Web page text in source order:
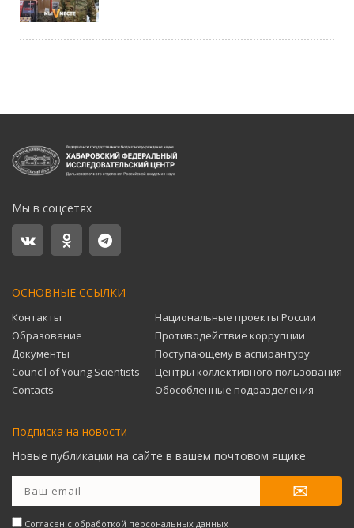
Мы в соцсетях
ОСНОВНЫЕ ССЫЛКИ
Контакты
Образование
Документы
Council of Young Scientists
Contacts
Национальные проекты России
Противодействие коррупции
Поступающему в аспирантуру
Центры коллективного пользования
Обособленные подразделения
Подписка на новости
Новые публикации на сайте в вашем почтовом ящике
Согласен с обработкой персональных данных